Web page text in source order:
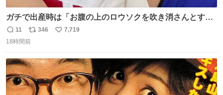
ガチで出産時は「お腹の上のロウソクを吹き消さんとする
サンシャイン池崎」だったし、お産後の股裂け状態でのト
イレは「とにかく明るい安村の体勢」が1番楽
返
信
11
リ
ポ
ト
数
346
い
数
7,719
18時間前